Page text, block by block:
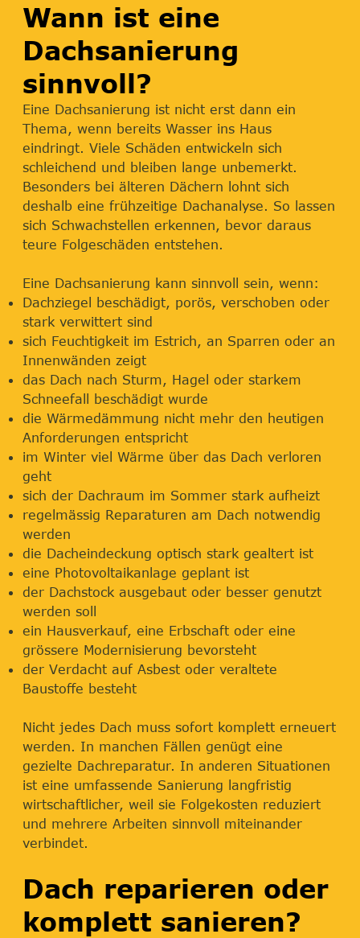
Wann ist eine
Dachsanierung
sinnvoll?
Eine Dachsanierung ist nicht erst dann ein
Thema, wenn bereits Wasser ins Haus
eindringt. Viele Schäden entwickeln sich
schleichend und bleiben lange unbemerkt.
Besonders bei älteren Dächern lohnt sich
deshalb eine frühzeitige Dachanalyse. So lassen
sich Schwachstellen erkennen, bevor daraus
teure Folgeschäden entstehen.
Eine Dachsanierung kann sinnvoll sein, wenn:
Dachziegel beschädigt, porös, verschoben oder
stark verwittert sind
sich Feuchtigkeit im Estrich, an Sparren oder an
Innenwänden zeigt
das Dach nach Sturm, Hagel oder starkem
Schneefall beschädigt wurde
die Wärmedämmung nicht mehr den heutigen
Anforderungen entspricht
im Winter viel Wärme über das Dach verloren
geht
sich der Dachraum im Sommer stark aufheizt
regelmässig Reparaturen am Dach notwendig
werden
die Dacheindeckung optisch stark gealtert ist
eine Photovoltaikanlage geplant ist
der Dachstock ausgebaut oder besser genutzt
werden soll
ein Hausverkauf, eine Erbschaft oder eine
grössere Modernisierung bevorsteht
der Verdacht auf Asbest oder veraltete
Baustoffe besteht
Nicht jedes Dach muss sofort komplett erneuert
werden. In manchen Fällen genügt eine
gezielte Dachreparatur. In anderen Situationen
ist eine umfassende Sanierung langfristig
wirtschaftlicher, weil sie Folgekosten reduziert
und mehrere Arbeiten sinnvoll miteinander
verbindet.
Dach reparieren oder
komplett sanieren?